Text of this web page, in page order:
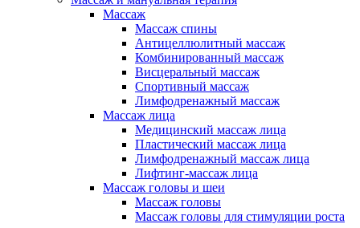
Массаж
Массаж спины
Антицеллюлитный массаж
Комбинированный массаж
Висцеральный массаж
Спортивный массаж
Лимфодренажный массаж
Массаж лица
Медицинский массаж лица
Пластический массаж лица
Лимфодренажный массаж лица
Лифтинг-массаж лица
Массаж головы и шеи
Массаж головы
Массаж головы для стимуляции роста